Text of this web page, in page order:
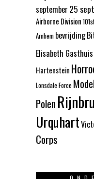
september 25
Airborne Division
Arnhem bevrijding
Elisabeth Gasthuis
Hartenstein
Lonsdale Force
Polen
Urquhart
Corps